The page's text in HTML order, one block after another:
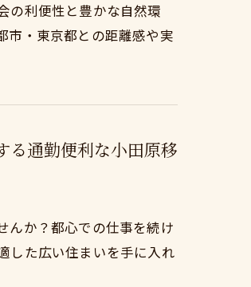
の利便性と豊かな自然環
市・東京都との距離感や実
る通勤便利な小田原移
んか？都心での仕事を続け
した広い住まいを手に入れ